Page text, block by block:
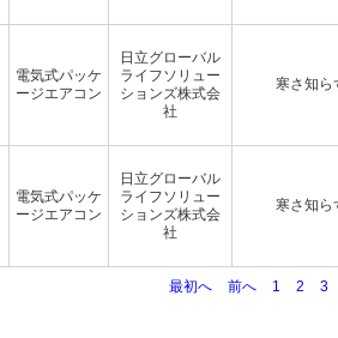
電気式パッケ
ージエアコン
日立グローバル
ライフソリュー
ションズ株式会
社
寒さ知ら
電気式パッケ
ージエアコン
日立グローバル
ライフソリュー
ションズ株式会
社
寒さ知ら
最初へ 前へ 1 2 3